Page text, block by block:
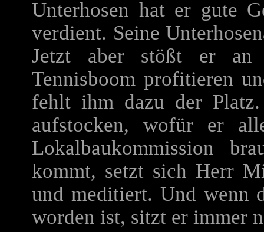
Unterhosen hat er gute
verdient. Seine
Jetzt aber stößt er
Tennisboom profitieren
fehlt ihm dazu der
aufstocken, wofür er
Lokalbaukommission
kommt, setzt sich Herr
und meditiert. Und wenn
worden ist, sitzt er immer